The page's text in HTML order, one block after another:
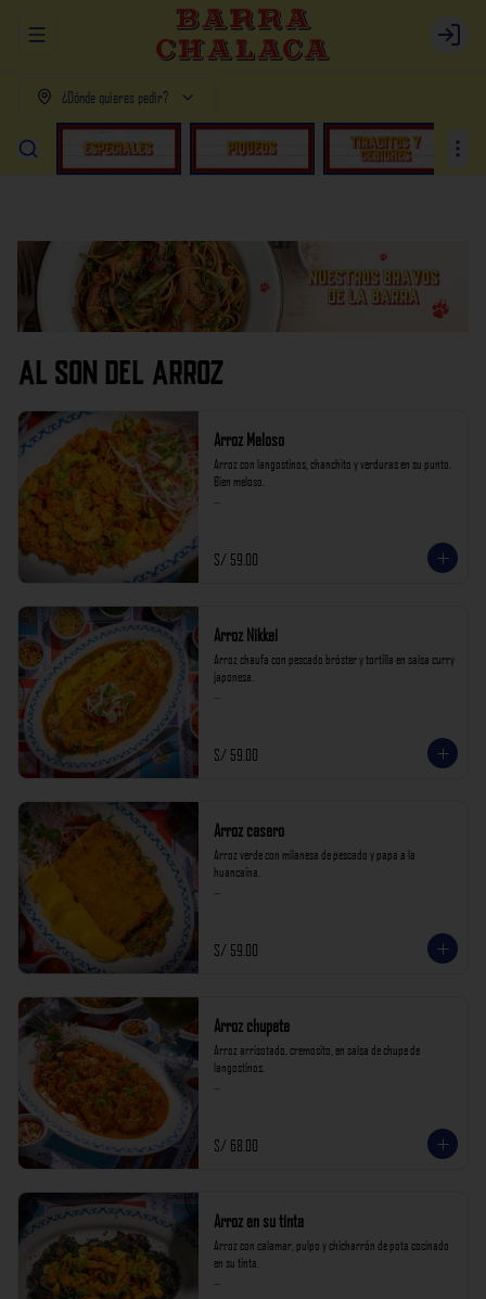
Abrir menu de navegación Login
¿Dónde quieres pedir?
AL SON DEL ARROZ
Arroz Meloso
Arroz con langostinos, chanchito y verduras en su punto.
Bien meloso.
S/ 59.00
Arroz Nikkei
Arroz chaufa con pescado bróster y tortilla en salsa curry
japonesa.
S/ 59.00
Arroz casero
Arroz verde con milanesa de pescado y papa a la
huancaína.
S/ 59.00
Arroz chupete
Arroz arrisotado, cremosito, en salsa de chupe de
langostinos.
S/ 68.00
Arroz en su tinta
Arroz con calamar, pulpo y chicharrón de pota cocinado
en su tinta.